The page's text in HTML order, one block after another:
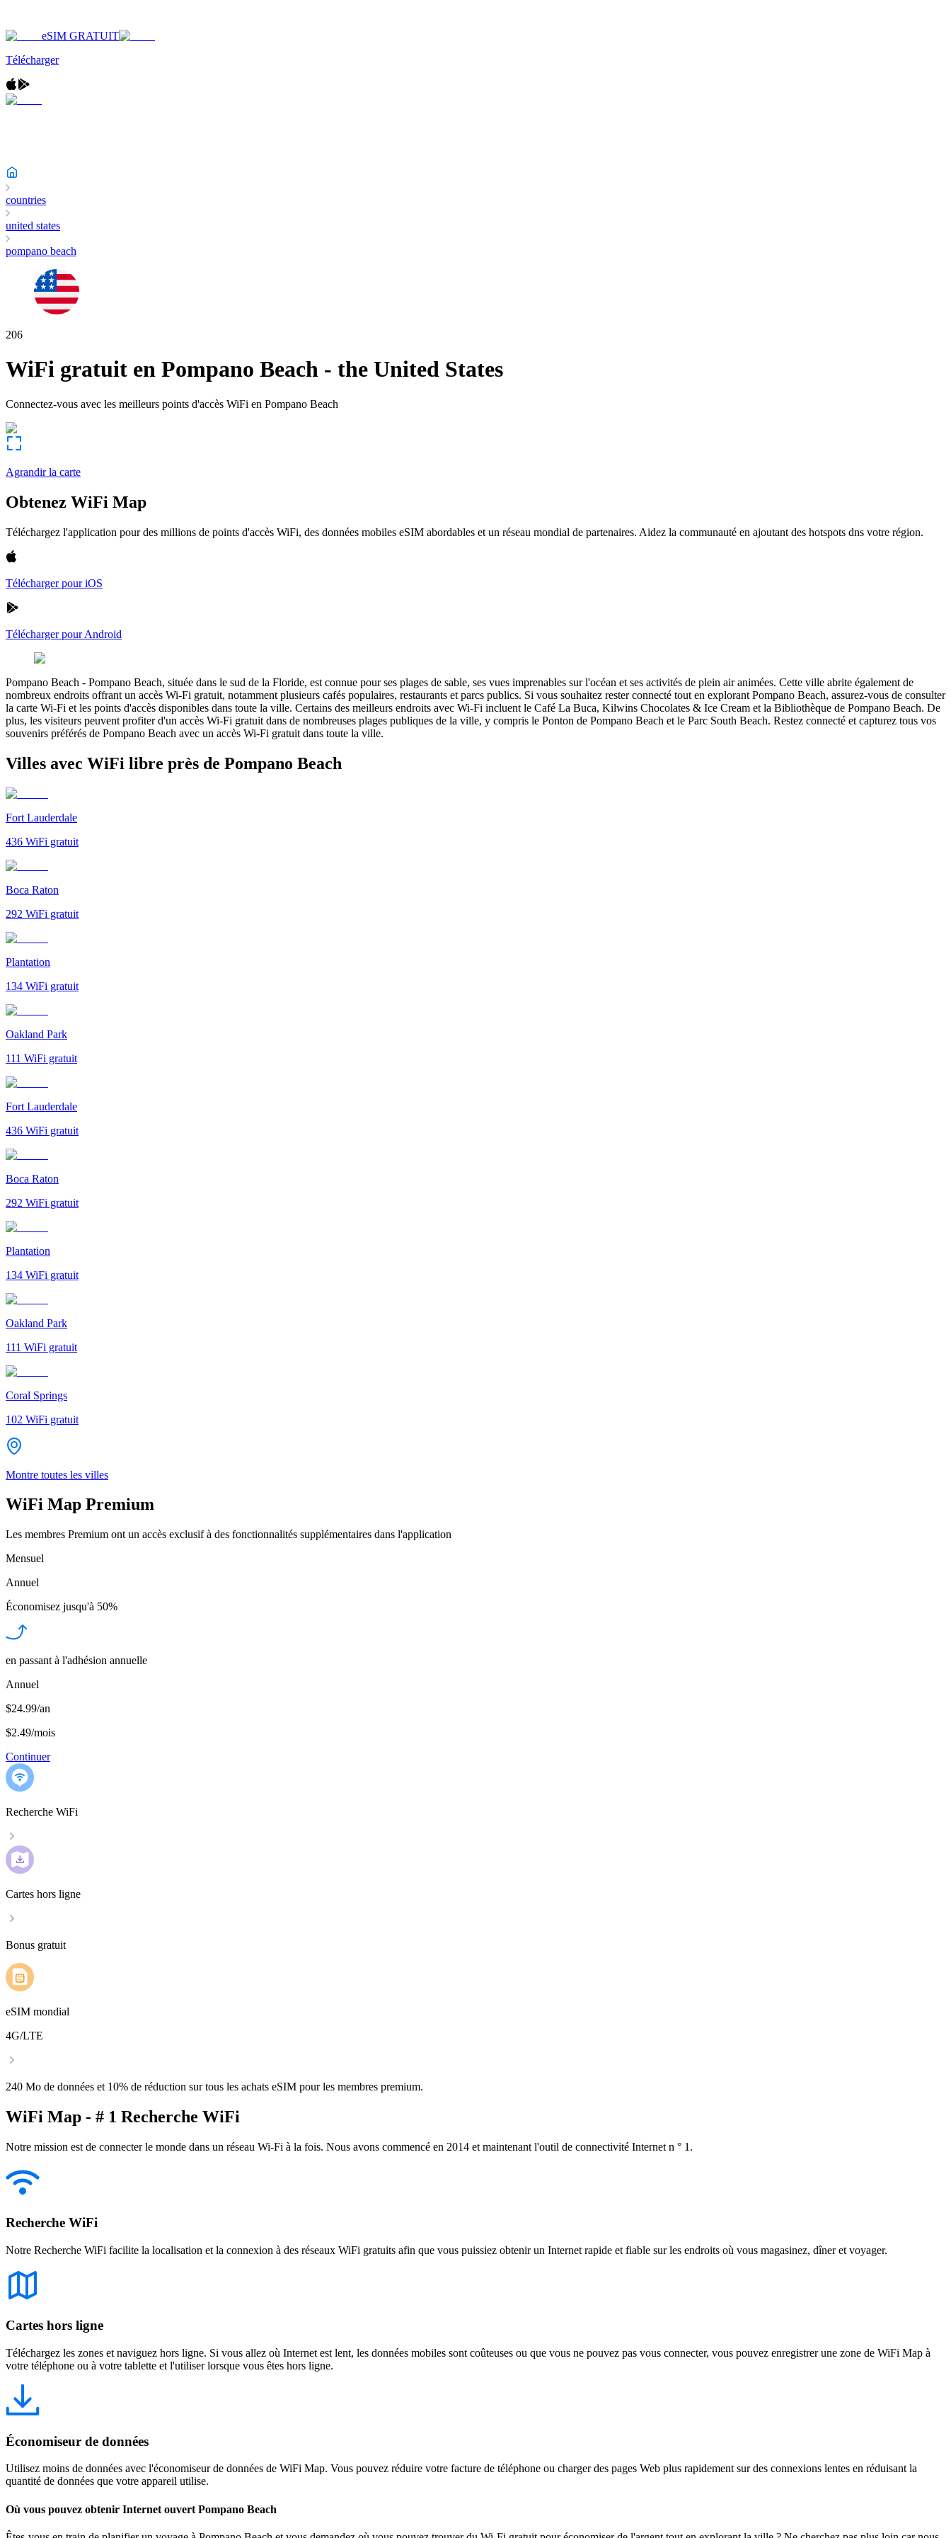
eSIM GRATUIT
Télécharger
countries
united states
pompano beach
206
WiFi gratuit en Pompano Beach - the United States
Connectez-vous avec les meilleurs points d'accès WiFi en Pompano Beach
Agrandir la carte
Obtenez WiFi Map
Téléchargez l'application pour des millions de points d'accès WiFi, des données mobiles eSIM abordables et un réseau mondial de partenaires. Aidez la communauté en ajoutant des hotspots dns votre région.
Télécharger pour iOS
Télécharger pour Android
Pompano Beach - Pompano Beach, située dans le sud de la Floride, est connue pour ses plages de sable, ses vues imprenables sur l'océan et ses activités de plein air animées. Cette ville abrite également de
nombreux endroits offrant un accès Wi-Fi gratuit, notamment plusieurs cafés populaires, restaurants et parcs publics. Si vous souhaitez rester connecté tout en explorant Pompano Beach, assurez-vous de consulter
la carte Wi-Fi et les points d'accès disponibles dans toute la ville. Certains des meilleurs endroits avec Wi-Fi incluent le Café La Buca, Kilwins Chocolates & Ice Cream et la Bibliothèque de Pompano Beach. De
plus, les visiteurs peuvent profiter d'un accès Wi-Fi gratuit dans de nombreuses plages publiques de la ville, y compris le Ponton de Pompano Beach et le Parc South Beach. Restez connecté et capturez tous vos
souvenirs préférés de Pompano Beach avec un accès Wi-Fi gratuit dans toute la ville.
Villes avec WiFi libre près de Pompano Beach
Fort Lauderdale
436 WiFi gratuit
Boca Raton
292 WiFi gratuit
Plantation
134 WiFi gratuit
Oakland Park
111 WiFi gratuit
Fort Lauderdale
436 WiFi gratuit
Boca Raton
292 WiFi gratuit
Plantation
134 WiFi gratuit
Oakland Park
111 WiFi gratuit
Coral Springs
102 WiFi gratuit
Montre toutes les villes
WiFi Map Premium
Les membres Premium ont un accès exclusif à des fonctionnalités supplémentaires dans l'application
Mensuel
Annuel
Économisez jusqu'à 50%
en passant à l'adhésion annuelle
Annuel
$24.99/an
$2.49/mois
Continuer
Recherche WiFi
Cartes hors ligne
Bonus gratuit
eSIM mondial
4G/LTE
240 Mo de données et 10% de réduction sur tous les achats eSIM pour les membres premium.
WiFi Map - # 1 Recherche WiFi
Notre mission est de connecter le monde dans un réseau Wi-Fi à la fois. Nous avons commencé en 2014 et maintenant l'outil de connectivité Internet n ° 1.
Recherche WiFi
Notre Recherche WiFi facilite la localisation et la connexion à des réseaux WiFi gratuits afin que vous puissiez obtenir un Internet rapide et fiable sur les endroits où vous magasinez, dîner et voyager.
Cartes hors ligne
Téléchargez les zones et naviguez hors ligne. Si vous allez où Internet est lent, les données mobiles sont coûteuses ou que vous ne pouvez pas vous connecter, vous pouvez enregistrer une zone de WiFi Map à
votre téléphone ou à votre tablette et l'utiliser lorsque vous êtes hors ligne.
Économiseur de données
Utilisez moins de données avec l'économiseur de données de WiFi Map. Vous pouvez réduire votre facture de téléphone ou charger des pages Web plus rapidement sur des connexions lentes en réduisant la
quantité de données que votre appareil utilise.
Où vous pouvez obtenir Internet ouvert Pompano Beach